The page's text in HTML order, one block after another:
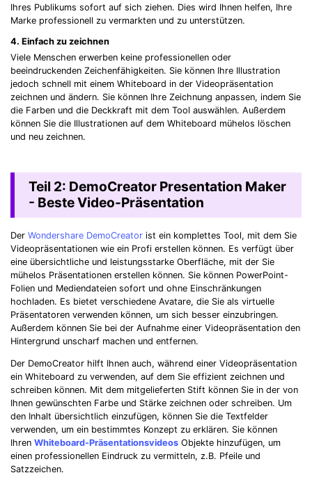
Ihres Publikums sofort auf sich ziehen. Dies wird Ihnen helfen, Ihre
Marke professionell zu vermarkten und zu unterstützen.
4. Einfach zu zeichnen
Viele Menschen erwerben keine professionellen oder
beeindruckenden Zeichenfähigkeiten. Sie können Ihre Illustration
jedoch schnell mit einem Whiteboard in der Videopräsentation
zeichnen und ändern. Sie können Ihre Zeichnung anpassen, indem Sie
die Farben und die Deckkraft mit dem Tool auswählen. Außerdem
können Sie die Illustrationen auf dem Whiteboard mühelos löschen
und neu zeichnen.
Teil 2: DemoCreator Presentation Maker
- Beste Video-Präsentation
Der Wondershare DemoCreator ist ein komplettes Tool, mit dem Sie
Videopräsentationen wie ein Profi erstellen können. Es verfügt über
eine übersichtliche und leistungsstarke Oberfläche, mit der Sie
mühelos Präsentationen erstellen können. Sie können PowerPoint-
Folien und Mediendateien sofort und ohne Einschränkungen
hochladen. Es bietet verschiedene Avatare, die Sie als virtuelle
Präsentatoren verwenden können, um sich besser einzubringen.
Außerdem können Sie bei der Aufnahme einer Videopräsentation den
Hintergrund unscharf machen und entfernen.
Der DemoCreator hilft Ihnen auch, während einer Videopräsentation
ein Whiteboard zu verwenden, auf dem Sie effizient zeichnen und
schreiben können. Mit dem mitgelieferten Stift können Sie in der von
Ihnen gewünschten Farbe und Stärke zeichnen oder schreiben. Um
den Inhalt übersichtlich einzufügen, können Sie die Textfelder
verwenden, um ein bestimmtes Konzept zu erklären. Sie können
Ihren Whiteboard-Präsentationsvideos Objekte hinzufügen, um
einen professionellen Eindruck zu vermitteln, z.B. Pfeile und
Satzzeichen.